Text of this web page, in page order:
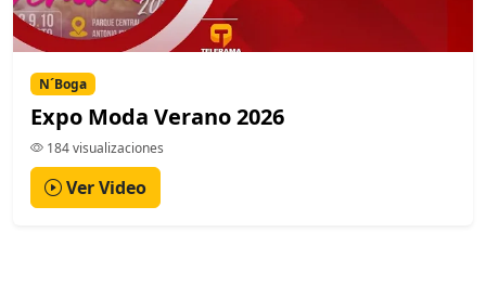
N´Boga
Expo Moda Verano 2026
184 visualizaciones
Ver Video